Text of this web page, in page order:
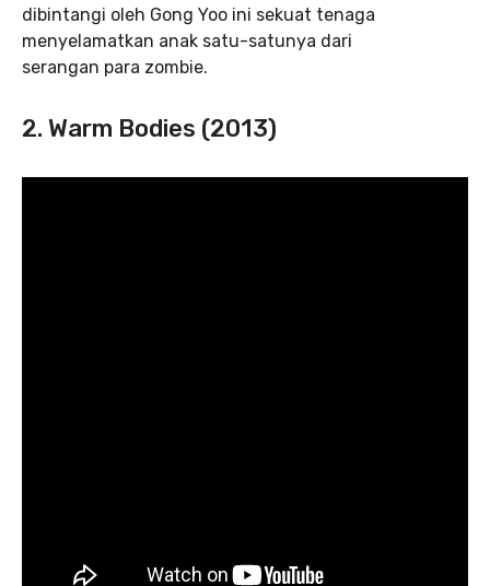
dibintangi oleh Gong Yoo ini sekuat tenaga
menyelamatkan anak satu-satunya dari
serangan para zombie.
2. Warm Bodies (2013)